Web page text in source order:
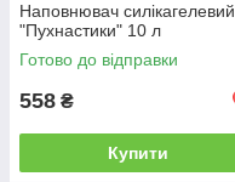
Наповнювач силікагелевий
"Пухнастики" 10 л
Готово до відправки
558 ₴
Купити